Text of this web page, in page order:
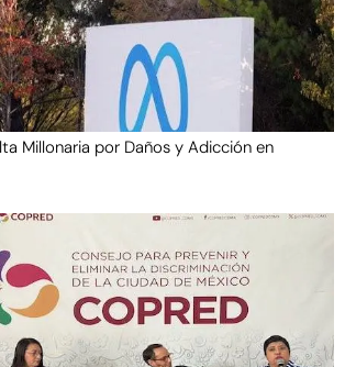
Millonaria por Daños y Adicción en